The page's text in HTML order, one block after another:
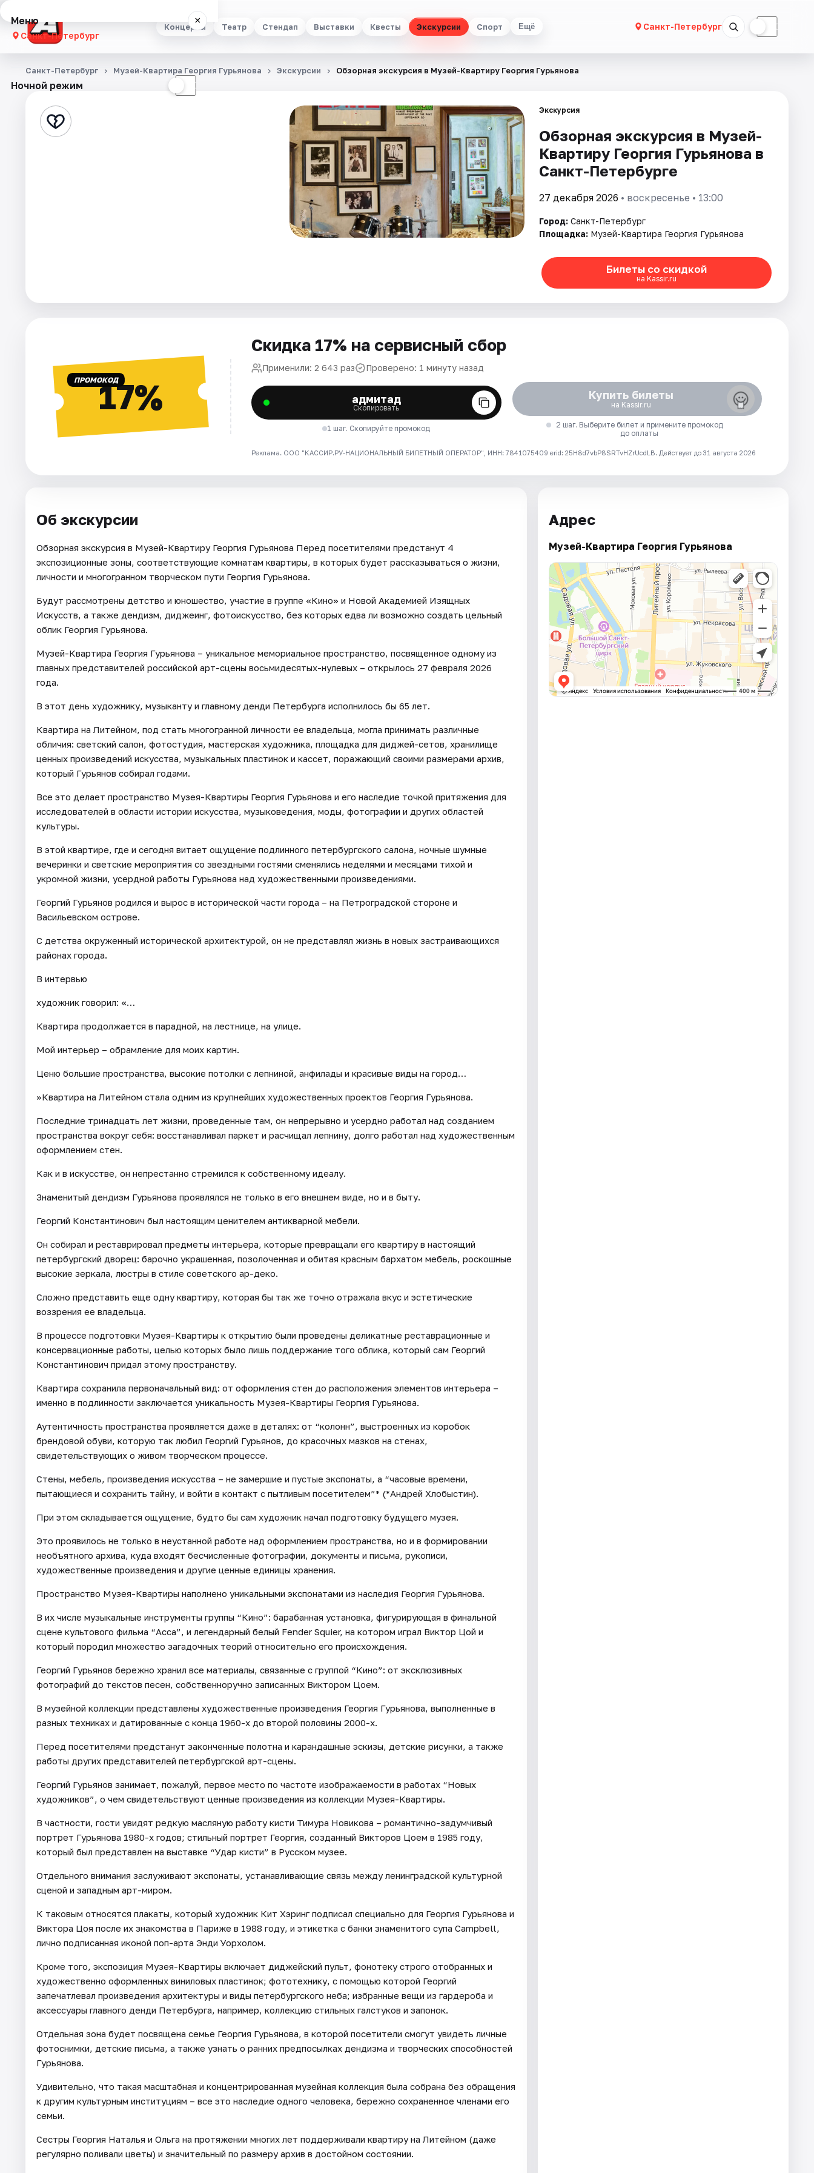
Концерты Театр Стендап Выставки Квесты Экскурсии Спорт Ещё Санкт-Петербург ☾
Меню ×
Санкт-Петербург
Концерты
Стендап
Города
Рейтинги
Ночной режим ☾
Санкт-Петербург Музей-Квартира Георгия Гурьянова Экскурсии Обзорная экскурсия в Музей-Квартиру Георгия Гурьянова
Экскурсия
Обзорная экскурсия в Музей-
Квартиру Георгия Гурьянова в
Санкт-Петербурге
27 декабря 2026 • воскресенье • 13:00
Город: Санкт-Петербург
Площадка: Музей-Квартира Георгия Гурьянова
Билеты со скидкой
на Kassir.ru
ПРОМОКОД17%
Скидка 17% на сервисный сбор
Применили: 2 643 раз Проверено: 1 минуту назад
адмитад
Скопировать
1 шаг. Скопируйте промокод
Купить билеты
на Kassir.ru
2 шаг. Выберите билет и примените промокод
до оплаты
Реклама. ООО "КАССИР.РУ-НАЦИОНАЛЬНЫЙ БИЛЕТНЫЙ ОПЕРАТОР", ИНН: 7841075409 erid: 25H8d7vbP8SRTvHZrUcdLB. Действует до 31 августа 2026
Об экскурсии
Обзорная экскурсия в Музей-Квартиру Георгия Гурьянова Перед посетителями предстанут 4
экспозиционные зоны, соответствующие комнатам квартиры, в которых будет рассказываться о жизни,
личности и многогранном творческом пути Георгия Гурьянова.
Будут рассмотрены детство и юношество, участие в группе «Кино» и Новой Академией Изящных
Искусств, а также дендизм, диджеинг, фотоискусство, без которых едва ли возможно создать цельный
облик Георгия Гурьянова.
Музей-Квартира Георгия Гурьянова – уникальное мемориальное пространство, посвященное одному из
главных представителей российской арт-сцены восьмидесятых-нулевых – открылось 27 февраля 2026
года.
В этот день художнику, музыканту и главному денди Петербурга исполнилось бы 65 лет.
Квартира на Литейном, под стать многогранной личности ее владельца, могла принимать различные
обличия: светский салон, фотостудия, мастерская художника, площадка для диджей-сетов, хранилище
ценных произведений искусства, музыкальных пластинок и кассет, поражающий своими размерами архив,
который Гурьянов собирал годами.
Все это делает пространство Музея-Квартиры Георгия Гурьянова и его наследие точкой притяжения для
исследователей в области истории искусства, музыковедения, моды, фотографии и других областей
культуры.
В этой квартире, где и сегодня витает ощущение подлинного петербургского салона, ночные шумные
вечеринки и светские мероприятия со звездными гостями сменялись неделями и месяцами тихой и
укромной жизни, усердной работы Гурьянова над художественными произведениями.
Георгий Гурьянов родился и вырос в исторической части города – на Петроградской стороне и
Васильевском острове.
С детства окруженный исторической архитектурой, он не представлял жизнь в новых застраивающихся
районах города.
В интервью
художник говорил: «…
Квартира продолжается в парадной, на лестнице, на улице.
Мой интерьер – обрамление для моих картин.
Ценю большие пространства, высокие потолки с лепниной, анфилады и красивые виды на город…
»Квартира на Литейном стала одним из крупнейших художественных проектов Георгия Гурьянова.
Последние тринадцать лет жизни, проведенные там, он непрерывно и усердно работал над созданием
пространства вокруг себя: восстанавливал паркет и расчищал лепнину, долго работал над художественным
оформлением стен.
Как и в искусстве, он непрестанно стремился к собственному идеалу.
Знаменитый дендизм Гурьянова проявлялся не только в его внешнем виде, но и в быту.
Георгий Константинович был настоящим ценителем антикварной мебели.
Он собирал и реставрировал предметы интерьера, которые превращали его квартиру в настоящий
петербургский дворец: барочно украшенная, позолоченная и обитая красным бархатом мебель, роскошные
высокие зеркала, люстры в стиле советского ар-деко.
Сложно представить еще одну квартиру, которая бы так же точно отражала вкус и эстетические
воззрения ее владельца.
В процессе подготовки Музея-Квартиры к открытию были проведены деликатные реставрационные и
консервационные работы, целью которых было лишь поддержание того облика, который сам Георгий
Константинович придал этому пространству.
Квартира сохранила первоначальный вид: от оформления стен до расположения элементов интерьера –
именно в подлинности заключается уникальность Музея-Квартиры Георгия Гурьянова.
Аутентичность пространства проявляется даже в деталях: от “колонн”, выстроенных из коробок
брендовой обуви, которую так любил Георгий Гурьянов, до красочных мазков на стенах,
свидетельствующих о живом творческом процессе.
Стены, мебель, произведения искусства – не замершие и пустые экспонаты, а “часовые времени,
пытающиеся и сохранить тайну, и войти в контакт с пытливым посетителем”* (*Андрей Хлобыстин).
При этом складывается ощущение, будто бы сам художник начал подготовку будущего музея.
Это проявилось не только в неустанной работе над оформлением пространства, но и в формировании
необъятного архива, куда входят бесчисленные фотографии, документы и письма, рукописи,
художественные произведения и другие ценные единицы хранения.
Пространство Музея-Квартиры наполнено уникальными экспонатами из наследия Георгия Гурьянова.
В их числе музыкальные инструменты группы “Кино”: барабанная установка, фигурирующая в финальной
сцене культового фильма “Асса”, и легендарный белый Fender Squier, на котором играл Виктор Цой и
который породил множество загадочных теорий относительно его происхождения.
Георгий Гурьянов бережно хранил все материалы, связанные с группой “Кино”: от эксклюзивных
фотографий до текстов песен, собственноручно записанных Виктором Цоем.
В музейной коллекции представлены художественные произведения Георгия Гурьянова, выполненные в
разных техниках и датированные с конца 1960-х до второй половины 2000-х.
Перед посетителями предстанут законченные полотна и карандашные эскизы, детские рисунки, а также
работы других представителей петербургской арт-сцены.
Георгий Гурьянов занимает, пожалуй, первое место по частоте изображаемости в работах “Новых
художников”, о чем свидетельствуют ценные произведения из коллекции Музея-Квартиры.
В частности, гости увидят редкую масляную работу кисти Тимура Новикова – романтично-задумчивый
портрет Гурьянова 1980-х годов; стильный портрет Георгия, созданный Викторов Цоем в 1985 году,
который был представлен на выставке “Удар кисти” в Русском музее.
Отдельного внимания заслуживают экспонаты, устанавливающие связь между ленинградской культурной
сценой и западным арт-миром.
К таковым относятся плакаты, который художник Кит Хэринг подписал специально для Георгия Гурьянова и
Виктора Цоя после их знакомства в Париже в 1988 году, и этикетка с банки знаменитого супа Campbell,
лично подписанная иконой поп-арта Энди Уорхолом.
Кроме того, экспозиция Музея-Квартиры включает диджейский пульт, фонотеку строго отобранных и
художественно оформленных виниловых пластинок; фототехнику, с помощью которой Георгий
запечатлевал произведения архитектуры и виды петербургского неба; избранные вещи из гардероба и
аксессуары главного денди Петербурга, например, коллекцию стильных галстуков и запонок.
Отдельная зона будет посвящена семье Георгия Гурьянова, в которой посетители смогут увидеть личные
фотоснимки, детские письма, а также узнать о ранних предпосылках дендизма и творческих способностей
Гурьянова.
Удивительно, что такая масштабная и концентрированная музейная коллекция была собрана без обращения
к другим культурным институциям – все это наследие одного человека, бережно сохраненное членами его
семьи.
Сестры Георгия Наталья и Ольга на протяжении многих лет поддерживали квартиру на Литейном (даже
регулярно поливали цветы) и значительный по размеру архив в достойном состоянии.
Адрес
Музей-Квартира Георгия Гурьянова